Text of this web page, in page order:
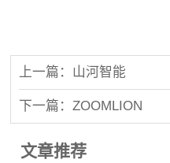
上一篇：山河智能
下一篇：ZOOMLION
文章推荐